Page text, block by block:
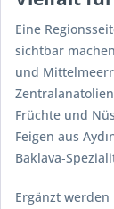
Eine
sichtbar
und
Früchte und
Feigen aus
Ergänzt